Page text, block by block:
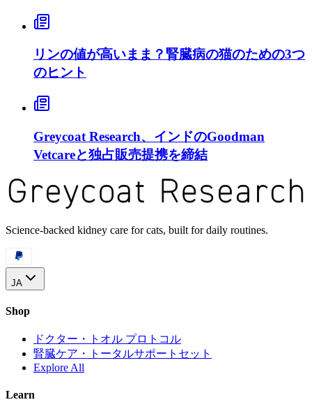
リンの値が高いまま？腎臓病の猫のための3つ
のヒント
Greycoat Research、インドのGoodman
Vetcareと独占販売提携を締結
Science-backed kidney care for cats, built for daily routines.
JA
Shop
ドクター・トオル プロトコル
腎臓ケア・トータルサポートセット
Explore All
Learn